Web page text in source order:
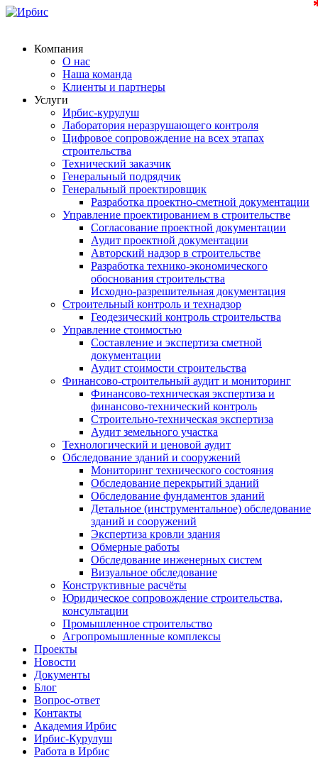
Компания
О нас
Наша команда
Клиенты и партнеры
Услуги
Ирбис-курулуш
Лаборатория неразрушающего контроля
Цифровое сопровождение на всех этапах
строительства
Технический заказчик
Генеральный подрядчик
Генеральный проектировщик
Разработка проектно-сметной документации
Управление проектированием в строительстве
Согласование проектной документации
Аудит проектной документации
Авторский надзор в строительстве
Разработка технико-экономического
обоснования строительства
Исходно-разрешительная документация
Строительный контроль и технадзор
Геодезический контроль строительства
Управление стоимостью
Составление и экспертиза сметной
документации
Аудит стоимости строительства
Финансово-строительный аудит и мониторинг
Финансово-техническая экспертиза и
финансово-технический контроль
Строительно-техническая экспертиза
Аудит земельного участка
Технологический и ценовой аудит
Обследование зданий и сооружений
Мониторинг технического состояния
Обследование перекрытий зданий
Обследование фундаментов зданий
Детальное (инструментальное) обследование
зданий и сооружений
Экспертиза кровли здания
Обмерные работы
Обследование инженерных систем
Визуальное обследование
Конструктивные расчёты
Юридическое сопровождение строительства,
консультации
Промышленное строительство
Агропромышленные комплексы
Проекты
Новости
Документы
Блог
Вопрос-ответ
Контакты
Академия Ирбис
Ирбис-Курулуш
Работа в Ирбис